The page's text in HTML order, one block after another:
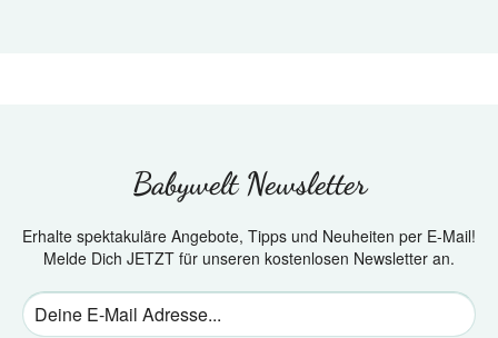
Babywelt Newsletter
Erhalte spektakuläre Angebote, Tipps und Neuheiten per E-Mail!
Melde Dich JETZT für unseren kostenlosen Newsletter an.